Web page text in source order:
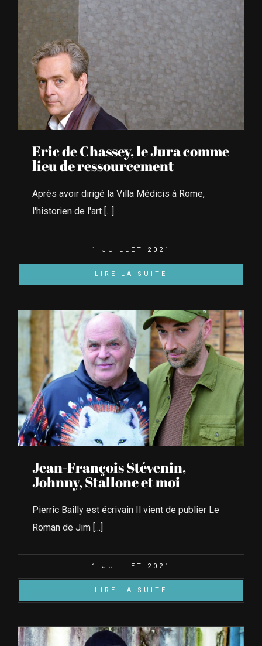
Eric de Chassey, le Jura comme
lieu de ressourcement
Après avoir dirigé la Villa Médicis à Rome,
l'historien de l'art [...]
1 JUILLET 2021
LIRE LA SUITE
Jean-François Stévenin,
Johnny, Stallone et moi
Pierric Bailly est écrivain Il vient de publier Le
Roman de Jim [...]
1 JUILLET 2021
LIRE LA SUITE